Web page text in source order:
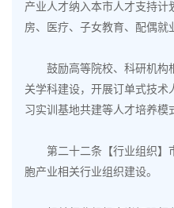
产业人才纳入本市人才支持
房、医疗、子女教育、配偶就
鼓励高等院校、科研机构
关学科建设，开展订单式技术
习实训基地共建等人才培养模
第二十二条【行业组织】
胞产业相关行业组织建设。